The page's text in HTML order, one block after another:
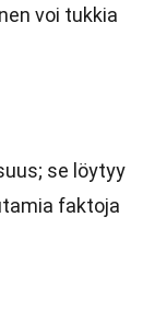
voi tukkia
se löytyy
faktoja